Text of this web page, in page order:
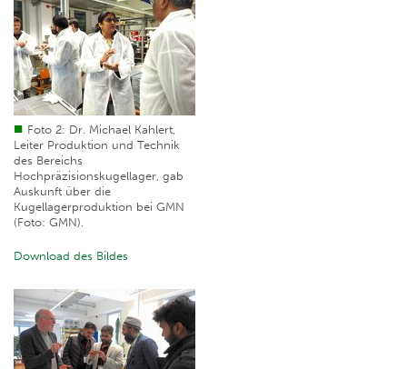
Foto 2: Dr. Michael Kahlert,
Leiter Produktion und Technik
des Bereichs
Hochpräzisionskugellager, gab
Auskunft über die
Kugellagerproduktion bei GMN
(Foto: GMN).
Download des Bildes